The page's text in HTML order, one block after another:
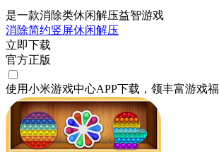
是一款消除类休闲解压益智游戏
消除简约竖屏休闲解压
立即下载
官方正版
使用小米游戏中心APP下载 ，领丰富游戏